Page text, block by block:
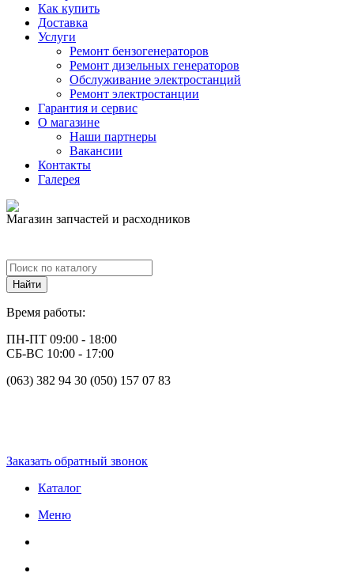
Как купить
Доставка
Услуги
Ремонт бензогенераторов
Ремонт дизельных генераторов
Обслуживание электростанций
Ремонт электростанции
Гарантия и сервис
О магазине
Наши партнеры
Вакансии
Контакты
Галерея
Магазин запчастей и расходников
Время работы:
ПН-ПТ 09:00 - 18:00
СБ-ВС 10:00 - 17:00
(063) 382 94 30 (050) 157 07 83
Заказать обратный звонок
Каталог
Меню